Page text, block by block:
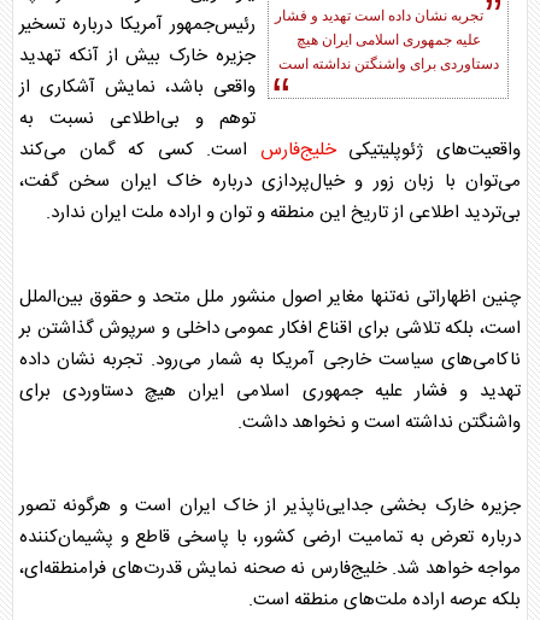
تجربه نشان داده است تهدید و فشار
علیه جمهوری اسلامی ایران هیچ
دستاوردی برای واشنگتن نداشته است
رئیس‌جمهور آمریکا درباره تسخیر
جزیره خارک بیش از آنکه تهدید
واقعی باشد، نمایش آشکاری از
توهم و بی‌اطلاعی نسبت به
واقعیت‌های ژئوپلیتیکیخلیج‌فارس است. کسی که گمان می‌کند
می‌توان با زبان زور و خیال‌پردازی درباره خاک ایران سخن گفت،
بی‌تردید اطلاعی از تاریخ این منطقه و توان و اراده ملت ایران ندارد.
چنین اظهاراتی نه‌تنها مغایر اصول منشور ملل متحد و حقوق بین‌الملل
است، بلکه تلاشی برای اقناع افکار عمومی داخلی و سرپوش گذاشتن بر
ناکامی‌های سیاست خارجی آمریکا به شمار می‌رود. تجربه نشان داده
تهدید و فشار علیه جمهوری اسلامی ایران هیچ دستاوردی برای
واشنگتن نداشته است و نخواهد داشت.
جزیره خارک بخشی جدایی‌ناپذیر از خاک ایران است و هرگونه تصور
درباره تعرض به تمامیت ارضی کشور، با پاسخی قاطع و پشیمان‌کننده
مواجه خواهد شد.خلیج‌فارس نه صحنه نمایش قدرت‌های فرامنطقه‌ای،
بلکه عرصه‌ اراده ملت‌های منطقه است.